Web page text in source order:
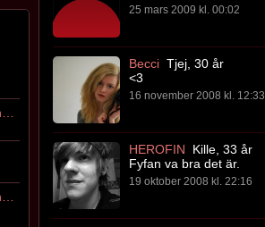
25 mars 2009 kl. 00:02
Becci Tjej, 30 år
<3
16 november 2008 kl. 12:33
HEROFIN
Kille, 33 år
Fyfan va bra det är.
19 oktober 2008 kl. 22:16